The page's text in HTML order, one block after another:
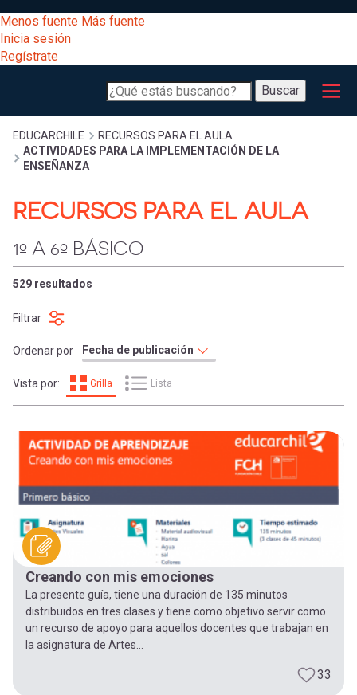
al
contenido
principal
[Educarchile
Escritorio]
Menú
entrar
a
mi
cuenta
Menos fuente Más fuente
Inicia sesión
Regístrate
Buscar
Buscar
Menú
principal
Desarrollo
Expand
Gestión
curricular
Comunidad
Exploración
[Educarchile
Mobile]
Menú
entrar
a
mi
cuenta
sesión
Sobrescribir
enlaces
de
ayuda
a
la
navegación
EDUCARCHILE
RECURSOS PARA EL AULA
ACTIVIDADES PARA LA IMPLEMENTACIÓN DE LA
ENSEÑANZA
RECURSOS PARA EL AULA
1º A 6º BÁSICO
529 resultados
Filtrar
Ordenar por
Vista por: Grilla Lista
Creando con mis emociones
La presente guía, tiene una duración de 135 minutos
distribuidos en tres clases y tiene como objetivo servir como
un recurso de apoyo para aquellos docentes que trabajan en
la asignatura de Artes...
33